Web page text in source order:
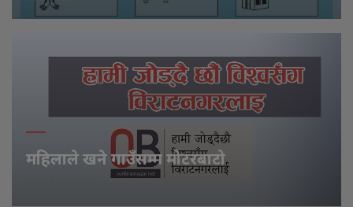
महिलाले खने गाउँसम्म मोटरबाटो